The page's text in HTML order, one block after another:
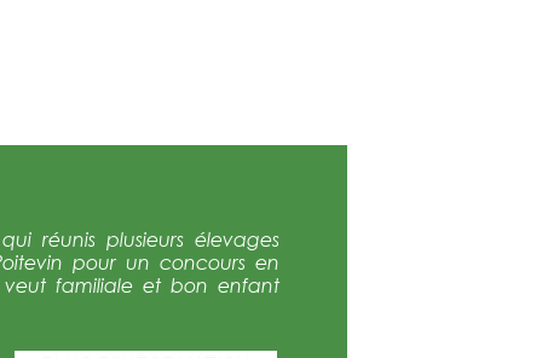
réunis plusieurs élevages
pour un concours en
veut familiale et bon enfant